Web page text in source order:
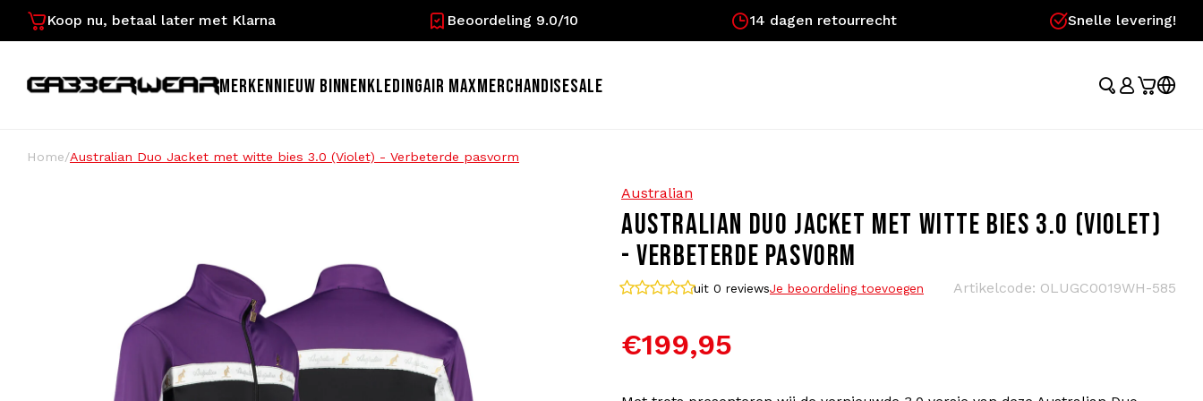
Koop nu, betaal later met Klarna Beoordeling 9.0/10 14 dagen retourrecht Snelle levering!
MERKENNIEUW BINNENKLEDINGAIR MAXMERCHANDISESALE
Home/Australian Duo Jacket met witte bies 3.0 (Violet) - Verbeterde pasvorm
Australian
AUSTRALIAN DUO JACKET MET WITTE BIES 3.0 (VIOLET)
- VERBETERDE PASVORM
uit 0 reviewsJe beoordeling toevoegen Artikelcode: OLUGC0019WH-585
€199,95